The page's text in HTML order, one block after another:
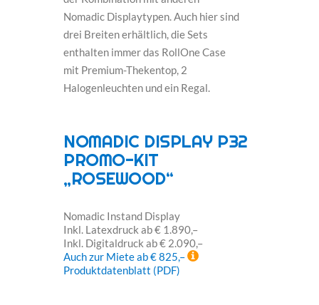
Nomadic Displaytypen. Auch hier sind
drei Breiten erhältlich, die Sets
enthalten immer das RollOne Case
mit Premium-Thekentop, 2
Halogenleuchten und ein Regal.
NOMADIC DISPLAY P32
PROMO-KIT
„ROSEWOOD“
Nomadic Instand Display
Inkl. Latexdruck ab € 1.890,–
Inkl. Digitaldruck ab € 2.090,–
Auch zur Miete ab € 825,–
Produktdatenblatt (PDF)